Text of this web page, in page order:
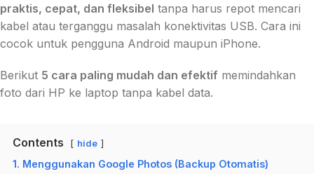
praktis, cepat, dan fleksibel tanpa harus repot mencari
kabel atau terganggu masalah konektivitas USB. Cara ini
cocok untuk pengguna Android maupun iPhone.
Berikut 5 cara paling mudah dan efektif memindahkan
foto dari HP ke laptop tanpa kabel data.
Contents hide
1. Menggunakan Google Photos (Backup Otomatis)